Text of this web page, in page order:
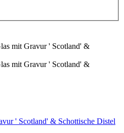
' Scotland' & Schottische Distel